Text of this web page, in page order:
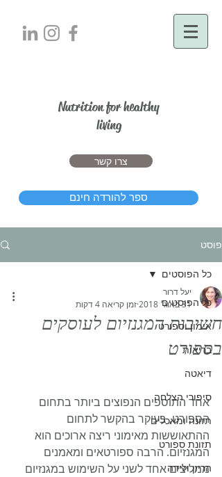
Nutrition for healthy
living
צרו קשר
ספר להורדה חינם
פוסט
כל הפוסטים
אימון וספורט
בריאות
דיאטה
סיפורי הצלחה
תזונה ומאכלים
תזונת ספורט
הריון ולידה
כל הפוסטים
חשיבות המגנזיום לעוסקים
בספורט
יעל דרור
31 באוג׳ 2018
זמן קריאה 4 דקות
אחד התוספים הנפוצים ביותר בתחום
הספורט, בעיקר בהקשר לתחום
ההתאוששות מאימוני ריצה ארוכים הוא
המגנזיום. הרבה ספורטאים ומאמנים
ממליצים אחד לשני על השימוש במגנזיום